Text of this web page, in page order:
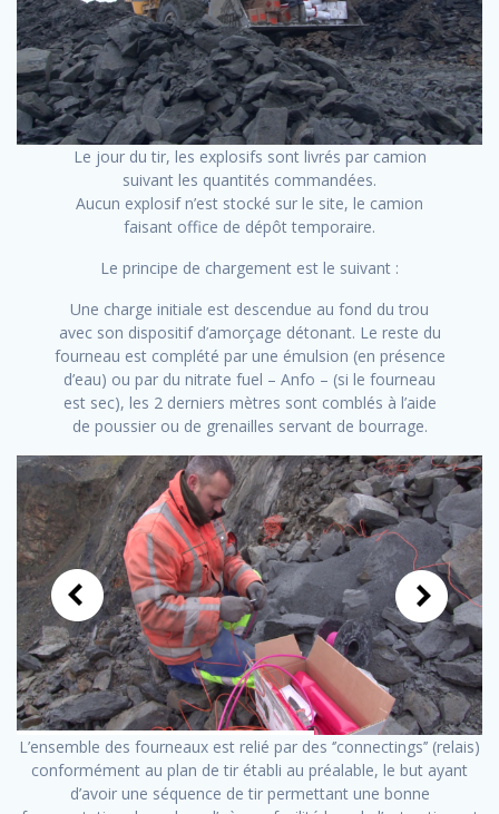
Le jour du tir, les explosifs sont livrés par camion
suivant les quantités commandées.
Aucun explosif n’est stocké sur le site, le camion
faisant office de dépôt temporaire.
Le principe de chargement est le suivant :
Une charge initiale est descendue au fond du trou
avec son dispositif d’amorçage détonant. Le reste du
fourneau est complété par une émulsion (en présence
d’eau) ou par du nitrate fuel – Anfo – (si le fourneau
est sec), les 2 derniers mètres sont comblés à l’aide
de poussier ou de grenailles servant de bourrage.
L’ensemble des fourneaux est relié par des ‘’connectings’’ (relais)
conformément au plan de tir établi au préalable, le but ayant
d’avoir une séquence de tir permettant une bonne